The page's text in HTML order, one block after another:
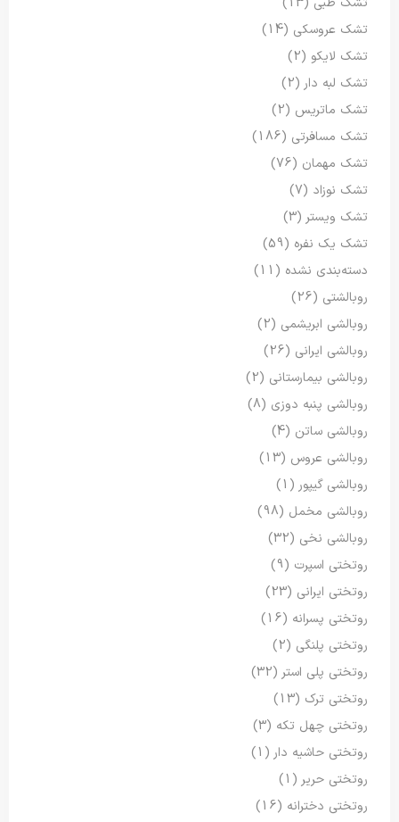
تشک عروسکی (14)
تشک لایکو (2)
تشک لبه دار (2)
تشک ماتریس (2)
تشک مسافرتی (186)
تشک مهمان (76)
تشک نوزاد (7)
تشک ویستر (3)
تشک یک نفره (59)
دسته‌بندی نشده (11)
روبالشتی (26)
روبالشی ابریشمی (2)
روبالشی ایرانی (26)
روبالشی بیمارستانی (2)
روبالشی پنبه دوزی (8)
روبالشی ساتن (4)
روبالشی عروس (13)
روبالشی گیپور (1)
روبالشی مخمل (98)
روبالشی نخی (32)
روتختی اسپرت (9)
روتختی ایرانی (23)
روتختی پسرانه (16)
روتختی پلنگی (2)
روتختی پلی استر (32)
روتختی ترک (13)
روتختی چهل تکه (3)
روتختی حاشیه دار (1)
روتختی حریر (1)
روتختی دخترانه (16)